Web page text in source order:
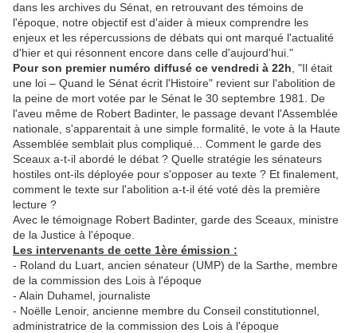
dans les archives du Sénat, en retrouvant des témoins de
l'époque, notre objectif est d'aider à mieux comprendre les
enjeux et les répercussions de débats qui ont marqué l'actualité
d'hier et qui résonnent encore dans celle d'aujourd'hui."
Pour son premier numéro diffusé ce vendredi à 22h , "Il était
une loi – Quand le Sénat écrit l'Histoire" revient sur l'abolition de
la peine de mort votée par le Sénat le 30 septembre 1981. De
l'aveu même de Robert Badinter, le passage devant l'Assemblée
nationale, s'apparentait à une simple formalité, le vote à la Haute
Assemblée semblait plus compliqué... Comment le garde des
Sceaux a-t-il abordé le débat ? Quelle stratégie les sénateurs
hostiles ont-ils déployée pour s'opposer au texte ? Et finalement,
comment le texte sur l'abolition a-t-il été voté dès la première
lecture ?
Avec le témoignage Robert Badinter, garde des Sceaux, ministre
de la Justice à l'époque.
Les intervenants de cette 1ère émission :
- Roland du Luart, ancien sénateur (UMP) de la Sarthe, membre
de la commission des Lois à l'époque
- Alain Duhamel, journaliste
- Noëlle Lenoir, ancienne membre du Conseil constitutionnel,
administratrice de la commission des Lois à l'époque